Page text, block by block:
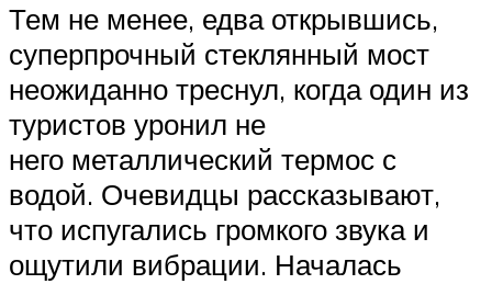
Тем не менее, едва открывшись,
суперпрочный стеклянный мост
неожиданно треснул, когда один из
туристов уронил не
него металлический термос с
водой. Очевидцы рассказывают,
что испугались громкого звука и
ощутили вибрации. Началась